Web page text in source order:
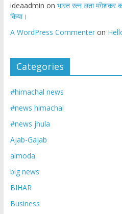
ideaadmin on भारत रत्न लता मंगेशकर
किया।
A WordPress Commenteron
Categories
#himachal news
#news himachal
#news jhula
Ajab-Gajab
almoda.
big news
BIHAR
Business